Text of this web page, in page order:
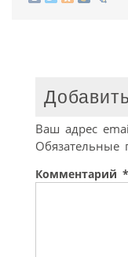
Ваш адрес
Обязательные
Комментарий *